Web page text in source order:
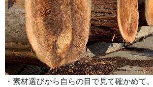
・素材選びから自らの目で見て確かめて。